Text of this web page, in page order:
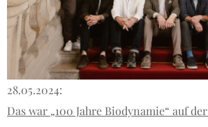
28.05.2024:
Das war „100 Jahre Biodynamie“ auf